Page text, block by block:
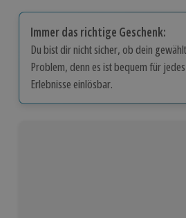
Immer das richtige Geschenk:
Du bist dir nicht sicher, ob dein
Problem, denn es ist bequem für
Erlebnisse einlösbar.